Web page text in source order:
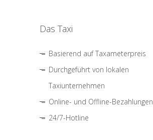
Das Taxi
Basierend auf Taxameterpreis
Durchgeführt von lokalen
Taxiunternehmen
Online- und Offline-Bezahlungen
24/7-Hotline